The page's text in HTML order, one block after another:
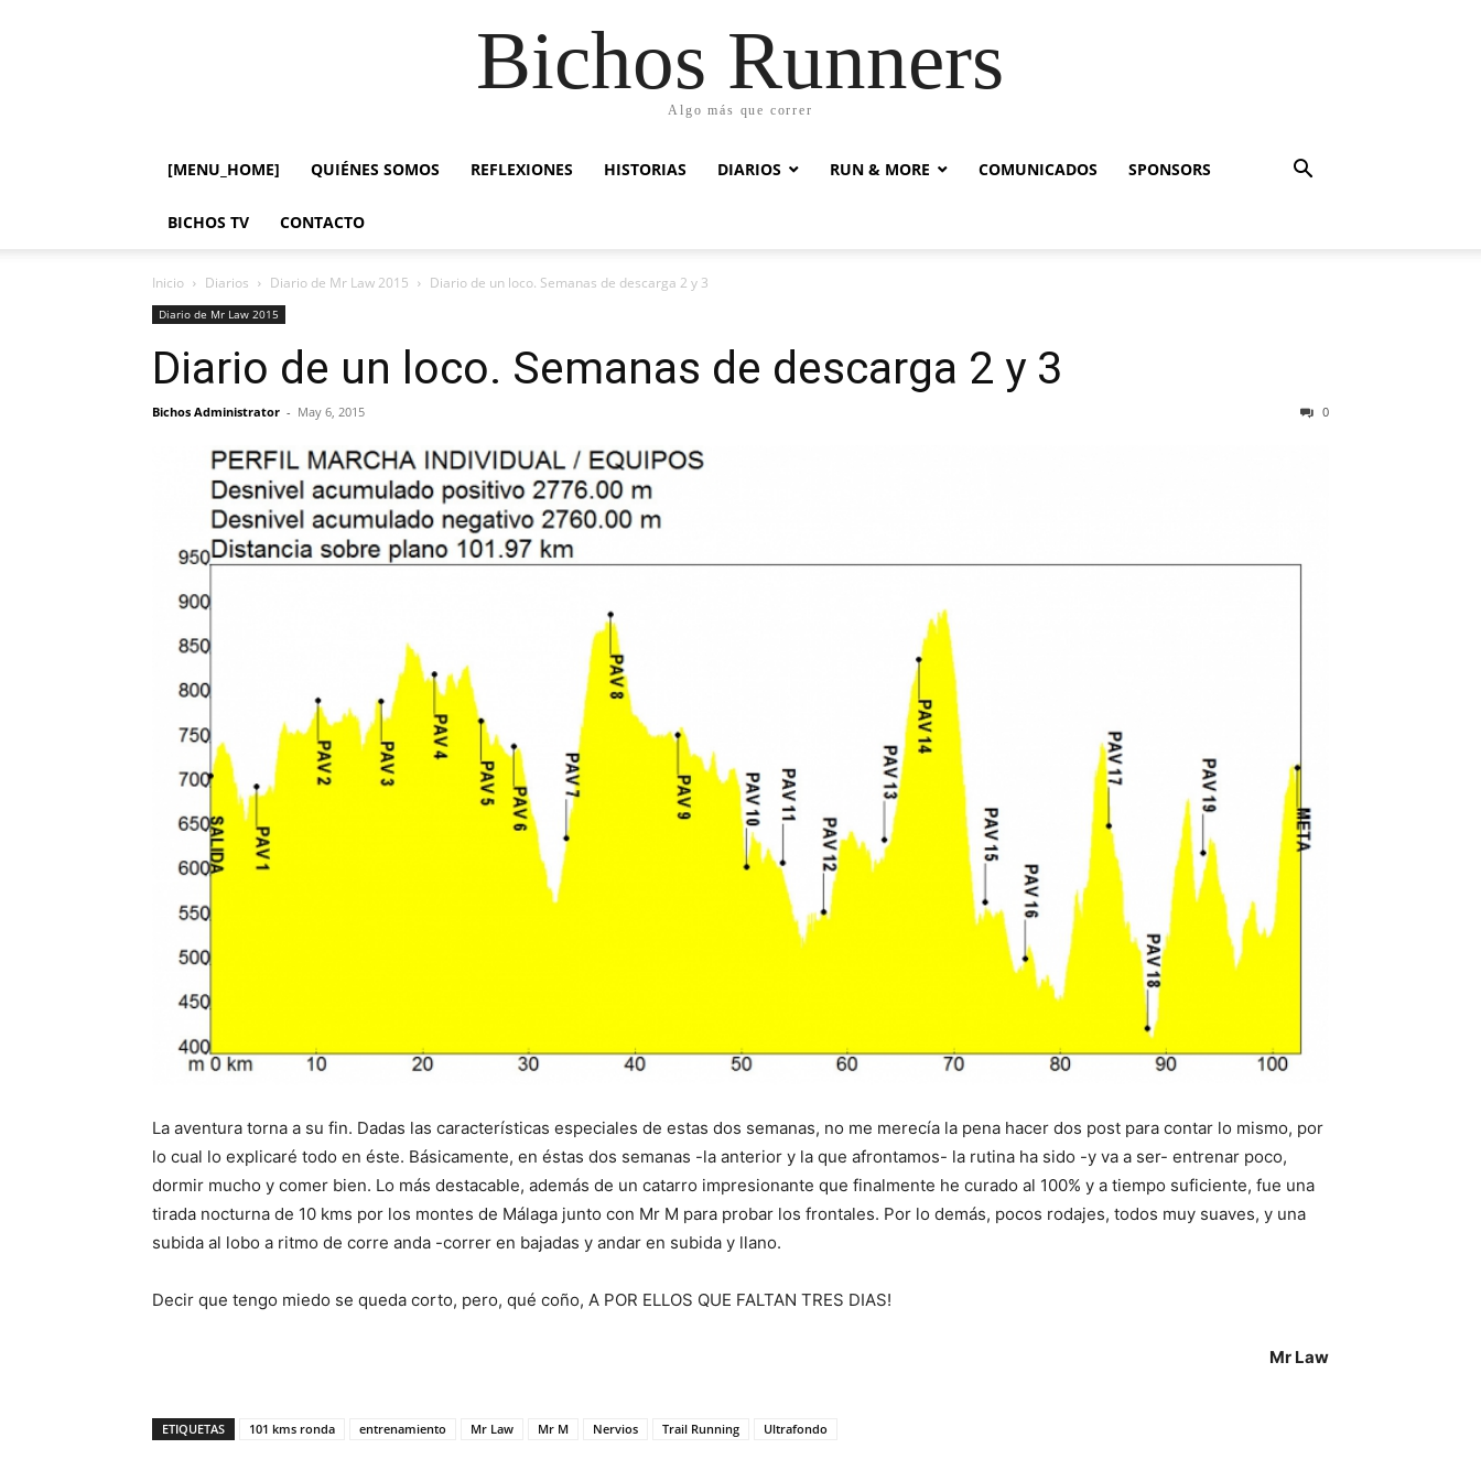
Bichos Runners
Algo más que correr
[MENU_HOME] QUIÉNES SOMOS REFLEXIONES HISTORIAS DIARIOS RUN & MORE COMUNICADOS SPONSORS
BICHOS TV CONTACTO
Inicio Diarios Diario de Mr Law 2015 Diario de un loco. Semanas de descarga 2 y 3
Diario de Mr Law 2015
Diario de un loco. Semanas de descarga 2 y 3
Bichos Administrator - May 6, 2015 0
La aventura torna a su fin. Dadas las características especiales de estas dos semanas, no me merecía la pena hacer dos post para contar lo mismo, por
lo cual lo explicaré todo en éste. Básicamente, en éstas dos semanas -la anterior y la que afrontamos- la rutina ha sido -y va a ser- entrenar poco,
dormir mucho y comer bien. Lo más destacable, además de un catarro impresionante que finalmente he curado al 100% y a tiempo suficiente, fue una
tirada nocturna de 10 kms por los montes de Málaga junto con Mr M para probar los frontales. Por lo demás, pocos rodajes, todos muy suaves, y una
subida al lobo a ritmo de corre anda -correr en bajadas y andar en subida y llano.
Decir que tengo miedo se queda corto, pero, qué coño, A POR ELLOS QUE FALTAN TRES DIAS!
Mr Law
ETIQUETAS 101 kms ronda entrenamiento Mr Law Mr M Nervios Trail Running Ultrafondo